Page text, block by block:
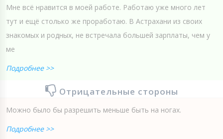
Мне всё нравится в моей работе. Работаю уже много лет
тут и ещё столько же проработаю. В Астрахани из своих
знакомых и родных, не встречала большей зарплаты, чем у
ме
Подробнее >>
Отрицательные стороны
Можно было бы разрешить меньше быть на ногах.
Подробнее >>